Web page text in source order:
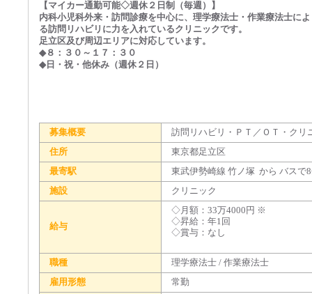
【マイカー通勤可能◇週休２日制（毎週）】
内科小児科外来・訪問診療を中心に、理学療法士・作業療法士によ
る訪問リハビリに力を入れているクリニックです。
足立区及び周辺エリアに対応しています。
◆８：３０～１７：３０
◆日・祝・他休み（週休２日）
募集概要
訪問リハビリ・ＰＴ／ＯＴ・クリ
住所
東京都足立区
最寄駅
東武伊勢崎線 竹ノ塚 から バスで
施設
クリニック
給与
◇月額：33万4000円 ※
◇昇給：年1回
◇賞与：なし
職種
理学療法士 / 作業療法士
雇用形態
常勤